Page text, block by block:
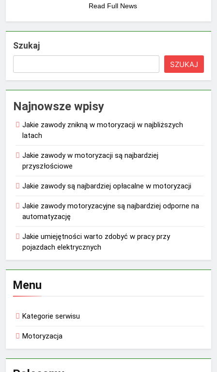
Read Full News
Szukaj
SZUKAJ
Najnowsze wpisy
Jakie zawody znikną w motoryzacji w najbliższych
latach
Jakie zawody w motoryzacji są najbardziej
przyszłościowe
Jakie zawody są najbardziej opłacalne w motoryzacji
Jakie zawody motoryzacyjne są najbardziej odporne na
automatyzację
Jakie umiejętności warto zdobyć w pracy przy
pojazdach elektrycznych
Menu
Kategorie serwisu
Motoryzacja